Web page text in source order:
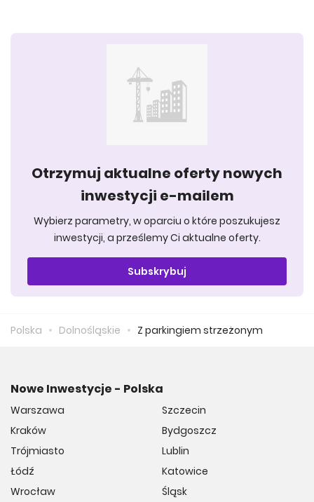
Otrzymuj aktualne oferty nowych
inwestycji e-mailem
Wybierz parametry, w oparciu o które poszukujesz
inwestycji, a prześlemy Ci aktualne oferty.
Subskrybuj
Polska Dolnośląskie Z parkingiem strzeżonym
Nowe Inwestycje - Polska
Warszawa
Kraków
Trójmiasto
Łódź
Wrocław
Szczecin
Bydgoszcz
Lublin
Katowice
Śląsk